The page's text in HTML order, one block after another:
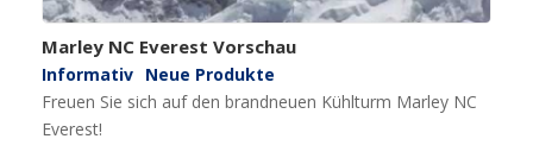
Marley NC Everest Vorschau
Informativ
Neue Produkte
Freuen Sie sich auf den brandneuen Kühlturm Marley NC
Everest!